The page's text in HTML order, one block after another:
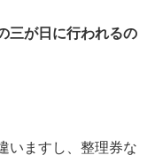
三が日に行われるの
いますし、整理券な